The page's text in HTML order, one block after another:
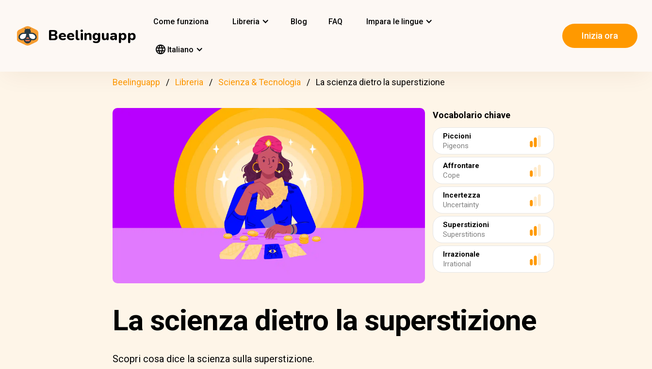
Beelinguapp
Come funziona Libreria Blog FAQ Impara le lingue
Italiano
Inizia ora
Beelinguapp Libreria Scienza & Tecnologia La scienza dietro la superstizione
Vocabolario chiave
Piccioni
Pigeons
Affrontare
Cope
Incertezza
Uncertainty
Superstizioni
Superstitions
Irrazionale
Irrational
La scienza dietro la superstizione
Scopri cosa dice la scienza sulla superstizione.